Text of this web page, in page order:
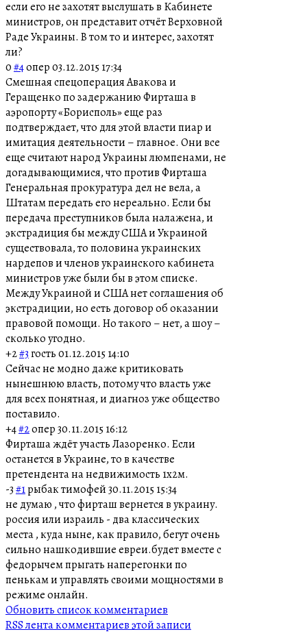
если его не захотят выслушать в Кабинете
министров, он представит отчёт Верховной
Раде Украины. В том то и интерес, захотят
ли?
0#4опер03.12.2015 17:34
Cмешная спецоперация Авакова и
Геращенко по задержанию Фирташа в
аэропорту «Борисполь» еще раз
подтверждает, что для этой власти пиар и
имитация деятельности – главное. Они все
еще считают народ Украины люмпенами, не
догадывающимися, что против Фирташа
Генеральная прокуратура дел не вела, а
Штатам передать его нереально. Если бы
передача преступников была налажена, и
экстрадиция бы между США и Украиной
существовала, то половина украинских
нардепов и членов украинского кабинета
министров уже были бы в этом списке.
Между Украиной и США нет соглашения об
экстрадиции, но есть договор об оказании
правовой помощи. Но такого – нет, а шоу –
сколько угодно.
+2#3гость01.12.2015 14:10
Сейчас не модно даже критиковать
нынешнюю власть, потому что власть уже
для всех понятная, и диагноз уже общество
поставило.
+4#2опер30.11.2015 16:12
Фирташа ждёт участь Лазоренко. Если
останется в Украине, то в качестве
претендента на недвижимость 1х2м.
-3#1рыбак тимофей30.11.2015 15:34
не думаю , что фирташ вернется в украину.
россия или израиль - два классических
места , куда ныне, как правило, бегут очень
сильно нашкодившие евреи.будет вместе с
федорычем прыгать наперегонки по
пенькам и управлять своими мощностями в
режиме онлайн.
Обновить список комментариев
RSS лента комментариев этой записи